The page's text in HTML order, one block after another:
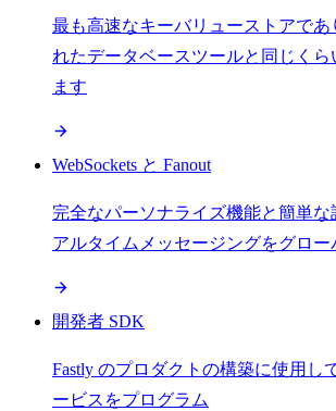
最も高速なキーバリューストアで
れたデータベースツールと同じくら
ます
WebSockets と Fanout
完全なパーソナライズ機能と簡単な
アルタイムメッセージングをグロ
開発者 SDK
Fastly のプロダクトの構築に使用し
ービスをプログラム